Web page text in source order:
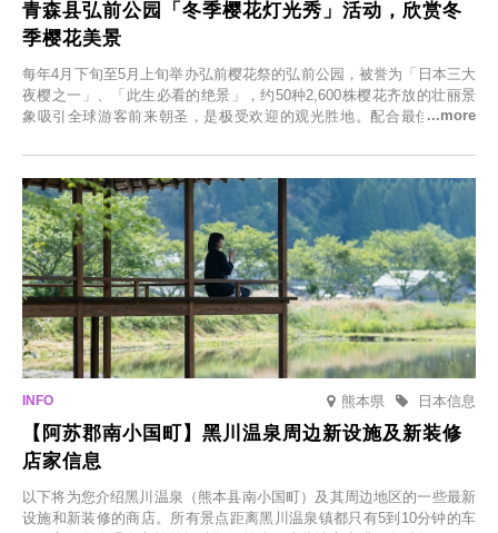
青森县弘前公园「冬季樱花灯光秀」活动，欣赏冬
季樱花美景
每年4月下旬至5月上旬举办弘前樱花祭的弘前公园，被誉为「日本三大
夜樱之一」、「此生必看的绝景」，约50种2,600株樱花齐放的壮丽景
象吸引全球游客前来朝圣，是极受欢迎的观光胜地。配合最佳观雪时
「冬季樱花灯光秀」。
熊本県 日本信息
【阿苏郡南小国町】黑川温泉周边新设施及新装修
店家信息
以下将为您介绍黑川温泉（熊本县南小国町）及其周边地区的一些最新
设施和新装修的商店。所有景点距离黑川温泉镇都只有5到10分钟的车